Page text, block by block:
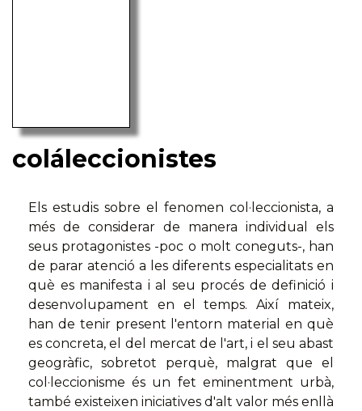
coláleccionistes
Els estudis sobre el fenomen col·leccionista, a
més de considerar de manera individual els
seus protagonistes -poc o molt coneguts-, han
de parar atenció a les diferents especialitats en
què es manifesta i al seu procés de definició i
desenvolupament en el temps. Així mateix,
han de tenir present l'entorn material en què
es concreta, el del mercat de l'art, i el seu abast
geogràfic, sobretot perquè, malgrat que el
col·leccionisme és un fet eminentment urbà,
també existeixen iniciatives d'alt valor més enllà